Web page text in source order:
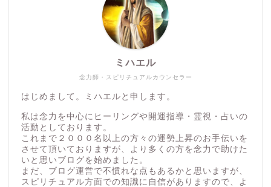
念力師・スピリチュアルカウンセラー
ミハエル
はじめまして。ミハエルと申します。
私は念力を中心にヒーリングや開運指導・霊視・占いの
活動としております。
これまで２０００名以上の方々の運勢上昇のお手伝いを
させて頂いておりますが、より多くの方を念力で助けた
いと思いブログを始めました。
まだ、ブログ運営で不慣れな点もあるかと思いますが、
スピリチュアル方面での知識に自信がありますので、よ